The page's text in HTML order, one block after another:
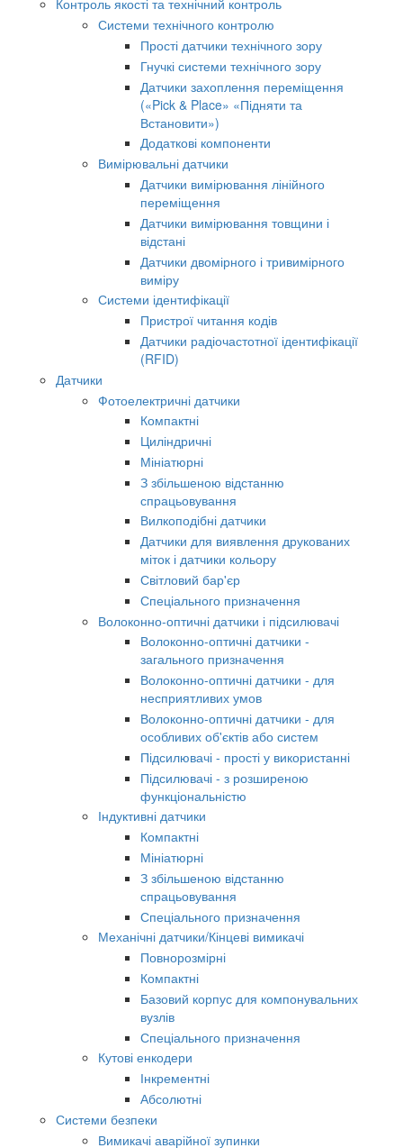
Контроль якості та технічний контроль
Системи технічного контролю
Прості датчики технічного зору
Гнучкі системи технічного зору
Датчики захоплення переміщення
(«Pick & Place» «Підняти та
Встановити»)
Додаткові компоненти
Вимірювальні датчики
Датчики вимірювання лінійного
переміщення
Датчики вимірювання товщини і
відстані
Датчики двомірного і тривимірного
виміру
Системи ідентифікації
Пристрої читання кодів
Датчики радіочастотної ідентифікації
(RFID)
Датчики
Фотоелектричні датчики
Компактні
Циліндричні
Мініатюрні
З збільшеною відстанню
спрацьовування
Вилкоподібні датчики
Датчики для виявлення друкованих
міток і датчики кольору
Світловий бар'єр
Спеціального призначення
Волоконно-оптичні датчики і підсилювачі
Волоконно-оптичні датчики -
загального призначення
Волоконно-оптичні датчики - для
несприятливих умов
Волоконно-оптичні датчики - для
особливих об'єктів або систем
Підсилювачі - прості у використанні
Підсилювачі - з розширеною
функціональністю
Індуктивні датчики
Компактні
Мініатюрні
З збільшеною відстанню
спрацьовування
Спеціального призначення
Механічні датчики/Кінцеві вимикачі
Повнорозмірні
Компактні
Базовий корпус для компонувальних
вузлів
Спеціального призначення
Кутові енкодери
Інкрементні
Абсолютні
Системи безпеки
Вимикачі аварійної зупинки